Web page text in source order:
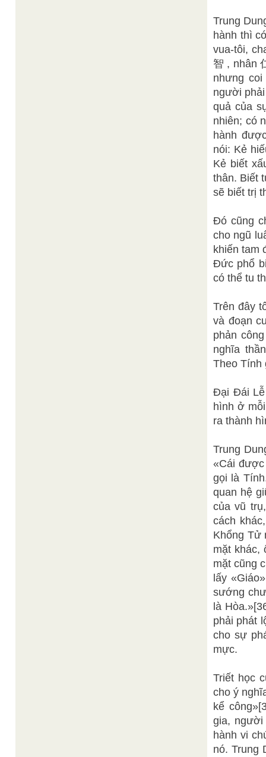
Trung
hành thì
vua-tôi,
智 , nhân
nhưng
người
quả của
nhiên; có
hành
nói: Kẻ
Kẻ biết
thân. Biết
sẽ biết trị
Đó cũng
cho ngũ
khiến tam
Đức phổ
có thể tu
Trên đây
và đoạn
phản
nghĩa
Theo Tính
Đại Đái Lễ
hình ở
ra thành
Trung
«Cái
gọi là
quan hệ
của vũ
cách
Khổng Tử
mặt khác,
mặt cũng
lấy
sướng
là
phải phát
cho sự
mực.
Triết học
cho ý
kể
gia, người
hành vi
nó. Trung